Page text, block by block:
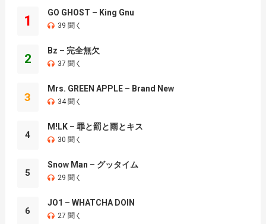
1
GO GHOST – King Gnu
39 聞く
2
Bz – 完全無欠
37 聞く
3
Mrs. GREEN APPLE – Brand New
34 聞く
4
M!LK – 罪と罰と雨とキス
30 聞く
5
Snow Man – グッタイム
29 聞く
6
JO1 – WHATCHA DOIN
27 聞く